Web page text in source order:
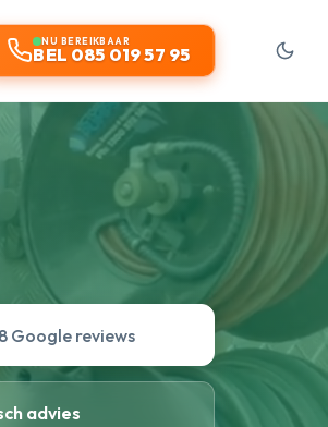
NU BEREIKBAAR
BEL 085 019 57 95
Google reviews
advies